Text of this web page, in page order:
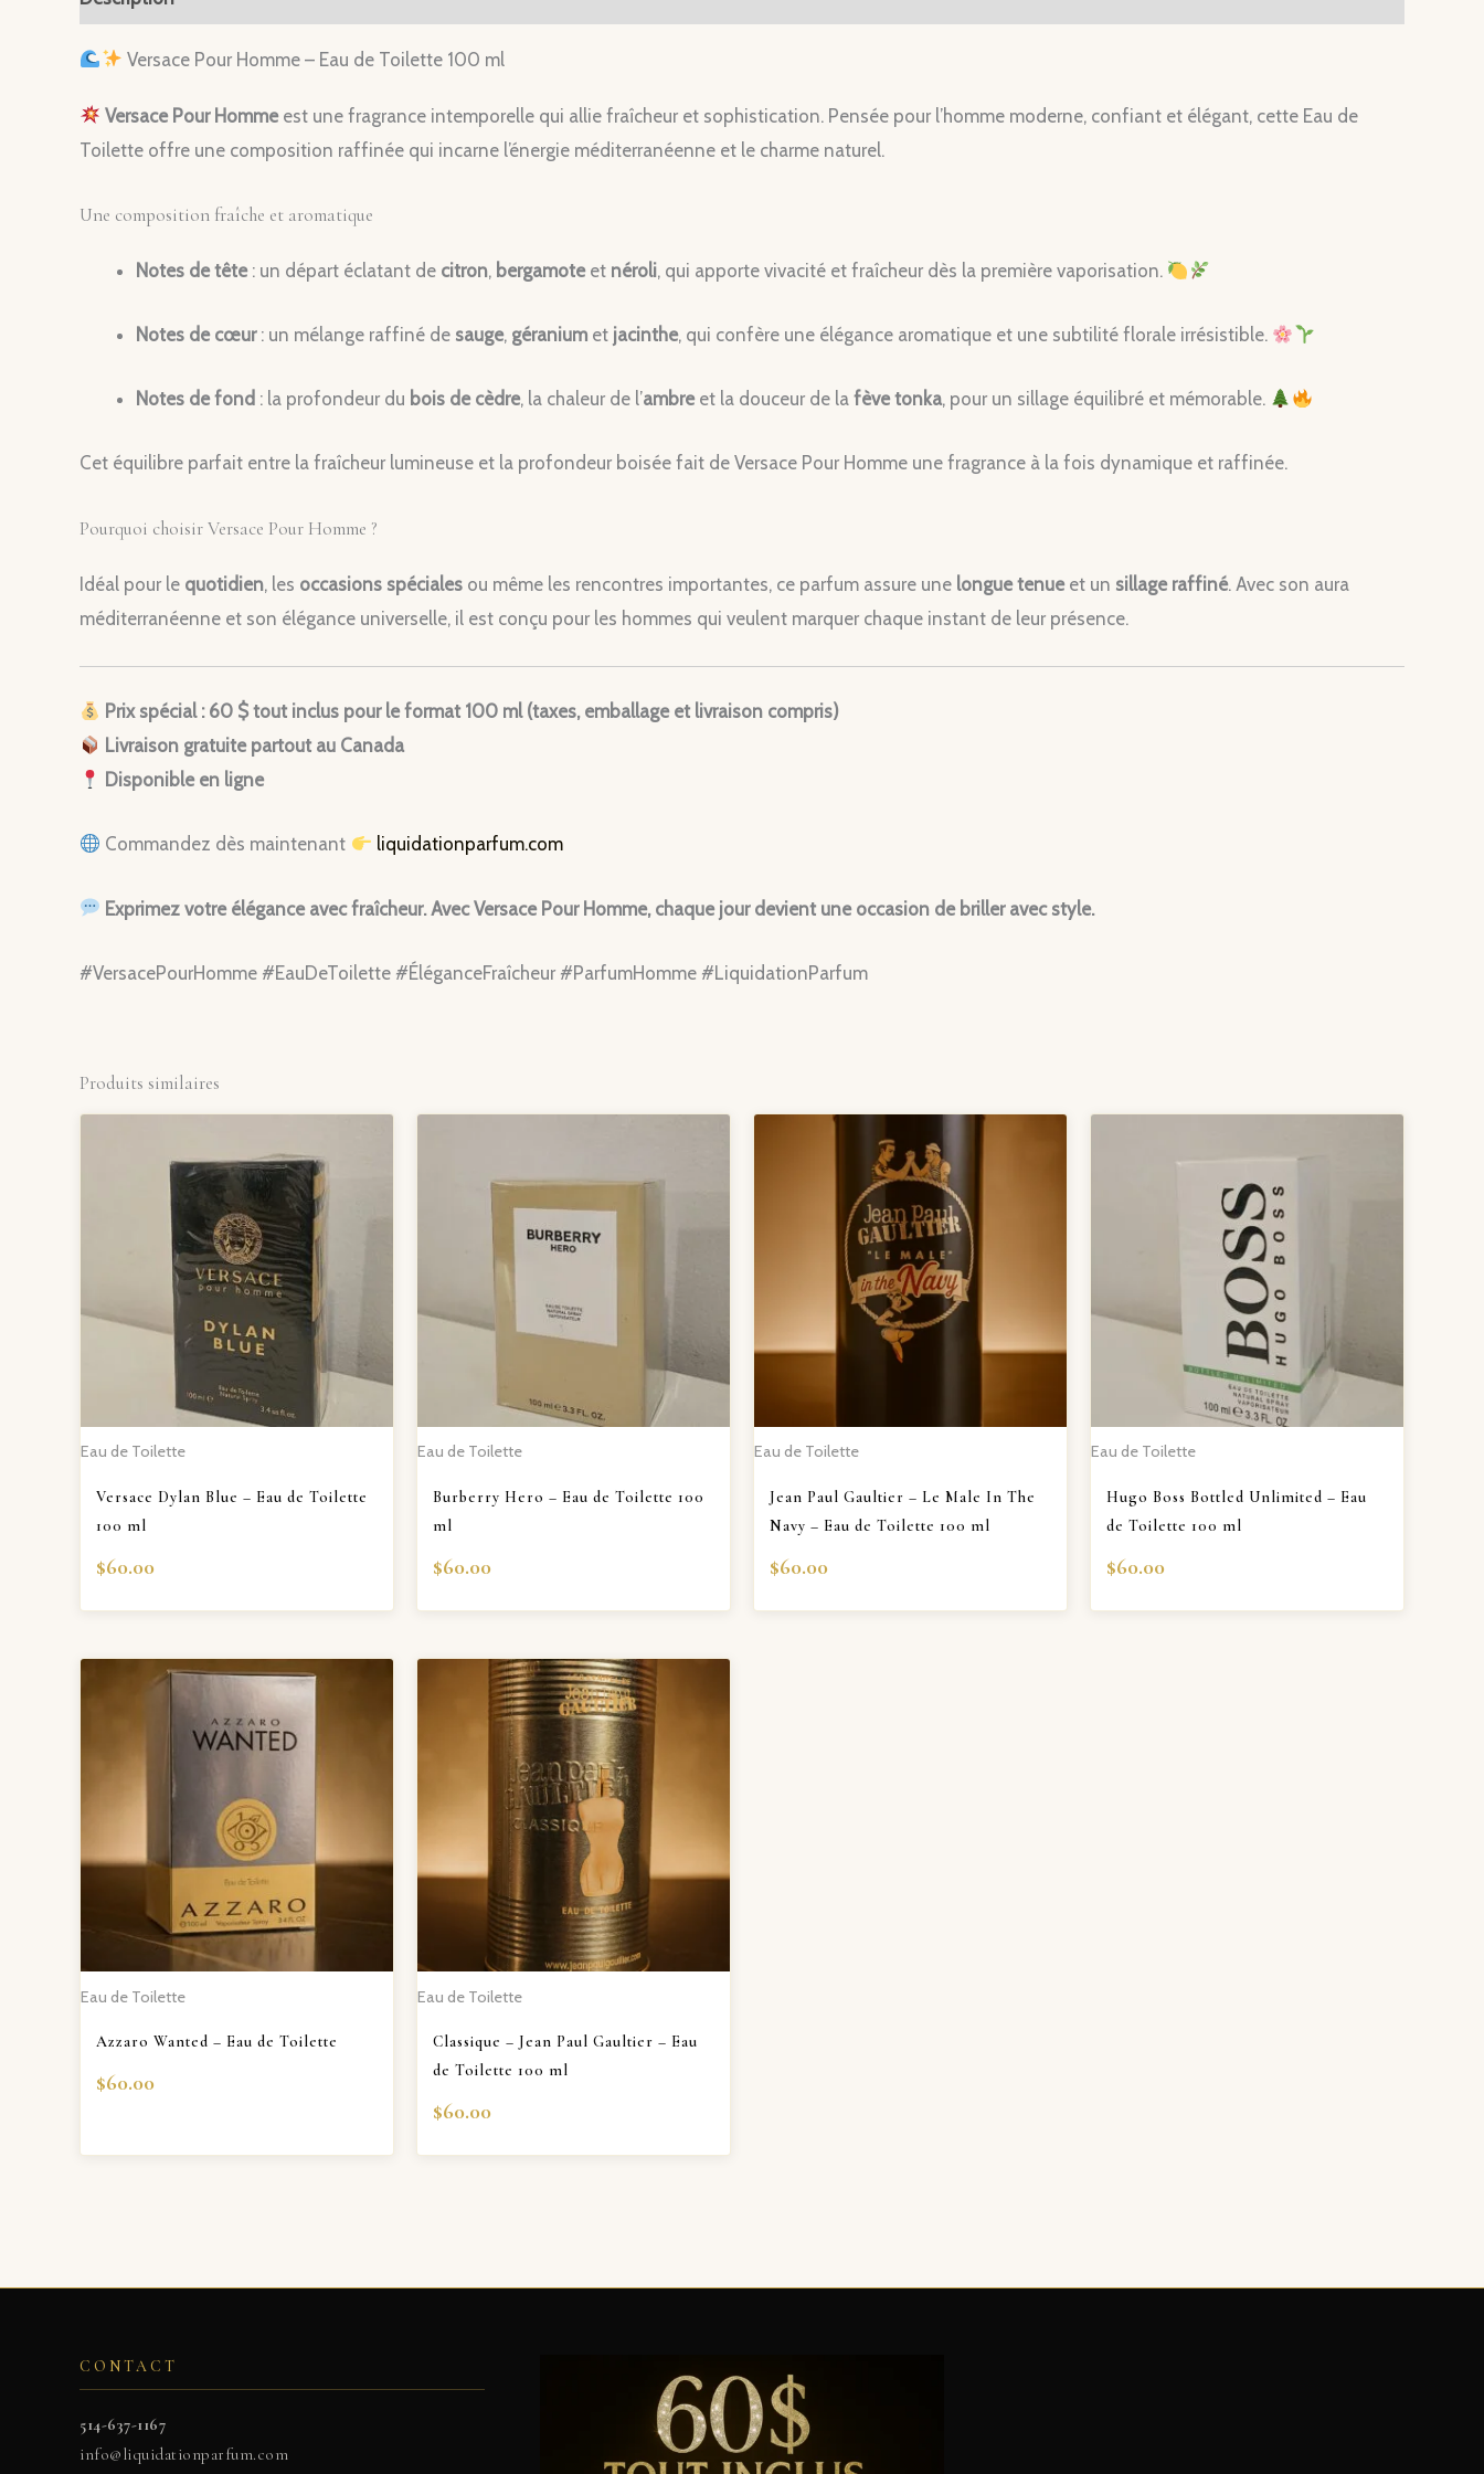
Versace Pour Homme – Eau de Toilette 100 ml
Versace Pour Hommeest une fragrance intemporelle qui allie fraîcheur et sophistication. Pensée pour l’homme moderne, confiant et élégant, cette Eau de
Toilette offre une composition raffinée qui incarne l’énergie méditerranéenne et le charme naturel.
Une composition fraîche et aromatique
Notes de tête: un départ éclatant de citron, bergamoteet néroli, qui apporte vivacité et fraîcheur dès la première vaporisation.
Notes de cœur: un mélange raffiné de sauge, géranium et jacinthe, qui confère une élégance aromatique et une subtilité florale irrésistible.
Notes de fond : la profondeur du bois de cèdre, la chaleur de l’ambreet la douceur de la fève tonka, pour un sillage équilibré et mémorable.
Cet équilibre parfait entre la fraîcheur lumineuse et la profondeur boisée fait de Versace Pour Homme une fragrance à la fois dynamique et raffinée.
Pourquoi choisir Versace Pour Homme ?
Idéal pour le quotidien, les occasions spéciales ou même les rencontres importantes, ce parfum assure une longue tenueet un sillage raffiné. Avec son aura
méditerranéenne et son élégance universelle, il est conçu pour les hommes qui veulent marquer chaque instant de leur présence.
Prix spécial : 60 $ tout inclus pour le format 100 ml (taxes, emballage et livraison compris)
Livraison gratuite partout au Canada
Disponible en ligne
Commandez dès maintenant liquidationparfum.com
Exprimez votre élégance avec fraîcheur. Avec Versace Pour Homme, chaque jour devient une occasion de briller avec style.
#VersacePourHomme #EauDeToilette #ÉléganceFraîcheur #ParfumHomme #LiquidationParfum
Produits similaires
Eau de Toilette
Versace Dylan Blue – Eau de Toilette
100 ml
$60.00
Eau de Toilette
Burberry Hero – Eau de Toilette 100
ml
$60.00
Eau de Toilette
Jean Paul Gaultier – Le Male In The
Navy – Eau de Toilette 100 ml
$60.00
Eau de Toilette
Hugo Boss Bottled Unlimited – Eau
de Toilette 100 ml
$60.00
Eau de Toilette
Azzaro Wanted – Eau de Toilette
$60.00
Eau de Toilette
Classique – Jean Paul Gaultier – Eau
de Toilette 100 ml
$60.00
CONTACT
514-637-1167
info@liquidationparfum.com